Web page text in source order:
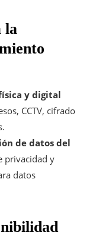
la
y digital
CCTV, cifrado
de datos del
privacidad y
datos